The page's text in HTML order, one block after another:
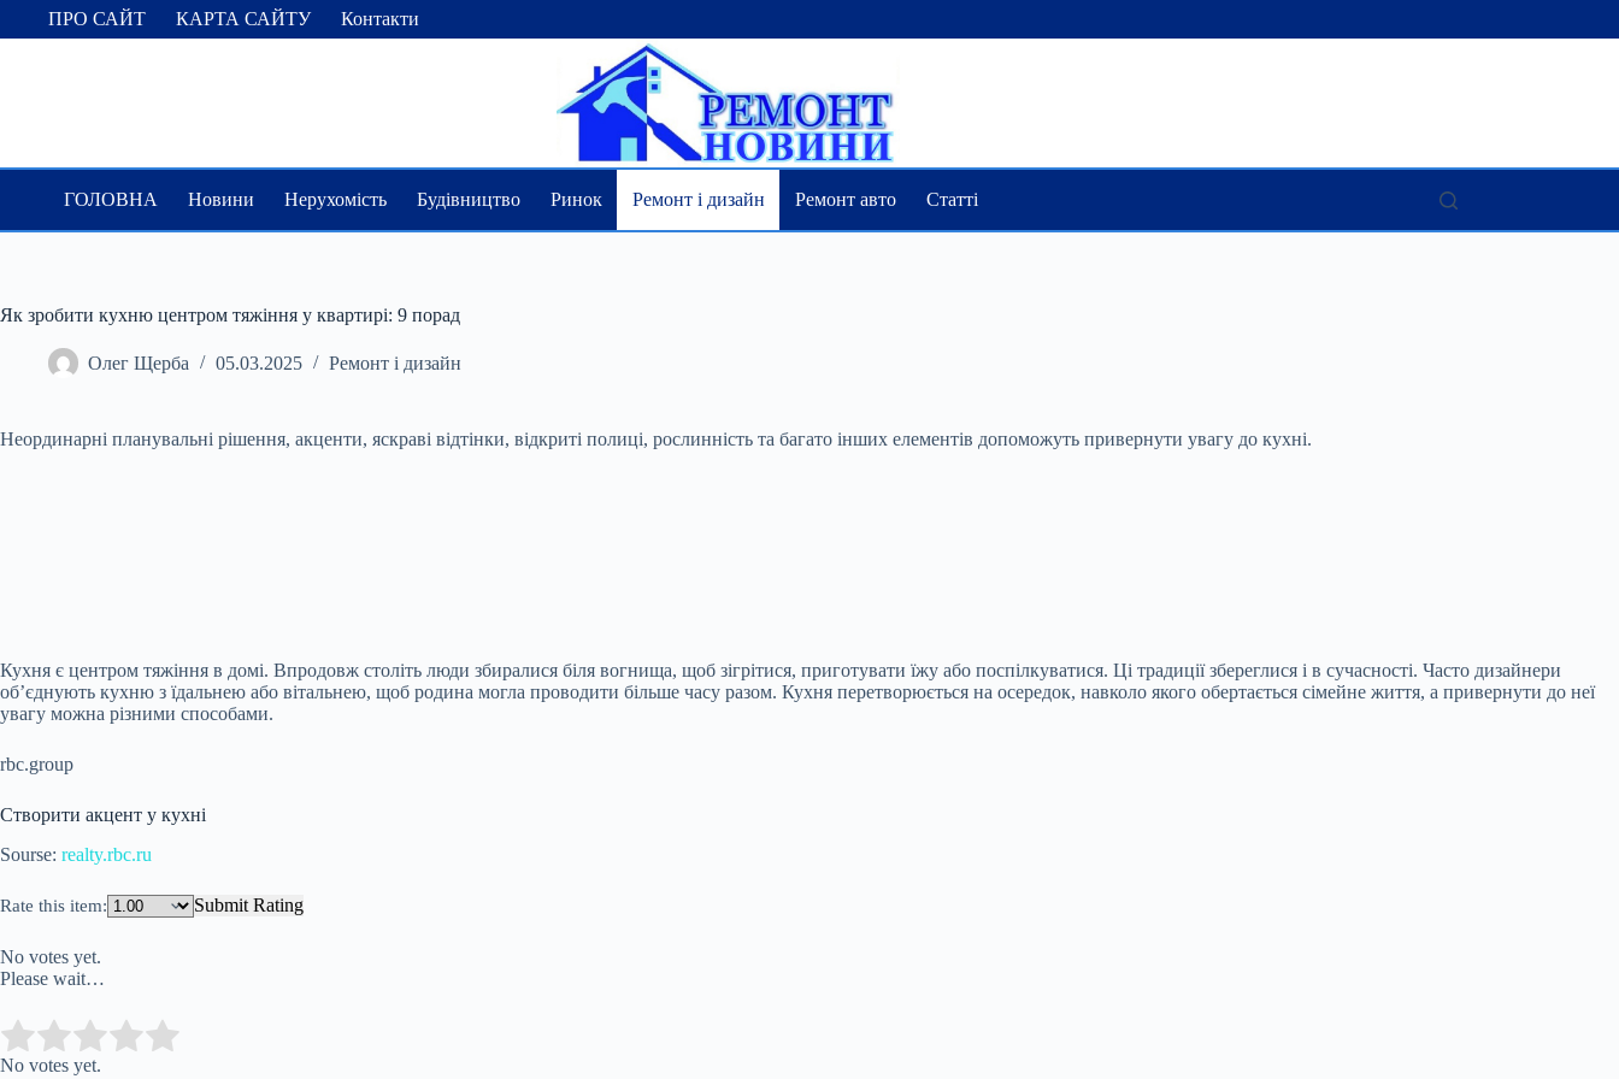
ПерейтиПРО САЙТ КАРТА САЙТУ Контакти
ГОЛОВНА Новини Нерухомість Будівництво Ринок Ремонт і дизайн Ремонт авто Статті
Як зробити кухню центром тяжіння у квартирі: 9 порад
Олег Щерба 05.03.2025 Ремонт і дизайн
Неординарні планувальні рішення, акценти, яскраві відтінки, відкриті полиці, рослинність та багато інших елементів допоможуть привернути увагу до кухні.
Кухня є центром тяжіння в домі. Впродовж століть люди збиралися біля вогнища, щоб зігрітися, приготувати їжу або поспілкуватися. Ці традиції збереглися і в сучасності. Часто дизайнери
об’єднують кухню з їдальнею або вітальнею, щоб родина могла проводити більше часу разом. Кухня перетворюється на осередок, навколо якого обертається сімейне життя, а привернути до неї
увагу можна різними способами.
rbc.group
Створити акцент у кухні
Sourse: realty.rbc.ru
Rate this item: Submit Rating
No votes yet.
Please wait…
Rate this item:
No votes yet.